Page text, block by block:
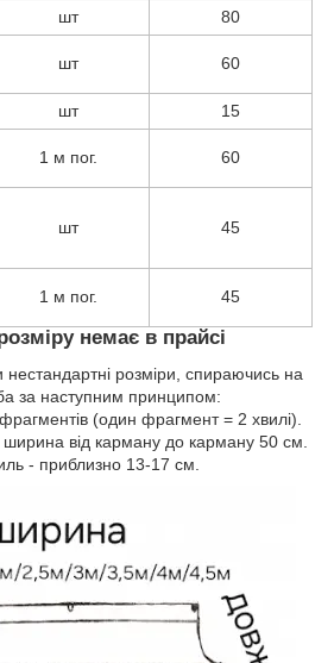
шт
80
шт 60
шт
15
1 м пог. 60
шт 45
1 м пог. 45
немає в прайсі
розміри, спираючись на
за наступним принципом:
(один фрагмент = 2 хвилі).
ширина від карману до карману 50 см.
- приблизно 13-17 см.